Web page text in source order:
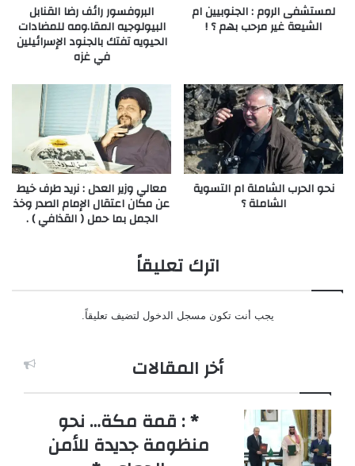
لمستشفى الروم : الجنوبيين ام
الشيعة غير مرحب بهم ؟ !
البروفسور رائف رضا القنابل
البيولوجيه المقا.ومه للمضادات
الحيويه تفتك بالجنود الإسرائيلين
في غزه
نحو الحرب الشاملة ام التسوية
الشاملة ؟
معالي وزير العدل : نريد طرف خيط
عن مكان اعتقال الإمام الصدر وخذ
الجمل بما حمل ( القذافي ) .
اترك تعليقاً
يجب أنت تكون مسجل الدخول لتضيف تعليقاً.
أخر المقالات
* : قمة مكة… نحو
منظومة جديدة للأمن